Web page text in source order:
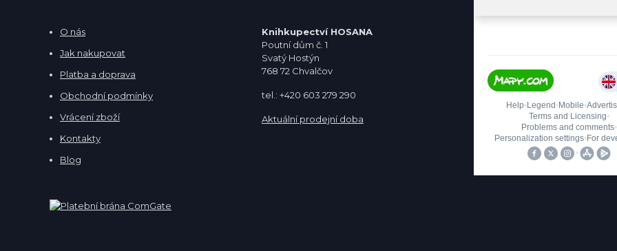
O nás
Jak nakupovat
Platba a doprava
Obchodní podmínky
Vrácení zboží
Kontakty
Blog
Knihkupectví HOSANA
Poutní dům č. 1
Svatý Hostýn
768 72 Chvalčov
tel.: +420 603 279 290
Aktuální prodejní doba